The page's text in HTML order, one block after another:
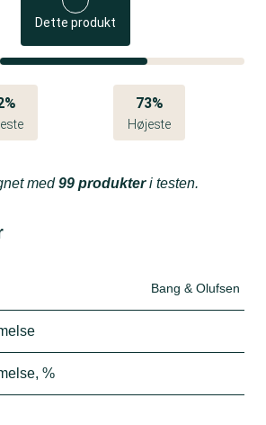
Dette produkt
73%
Højeste
med99 produkteri testen.
Bang & Olufsen
%